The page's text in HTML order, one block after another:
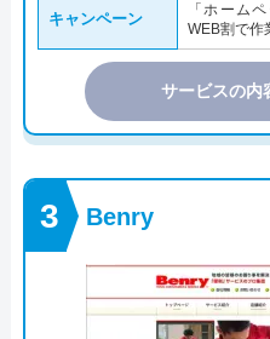
キャンペーン
「ホーム
WEB割で作
サービスの内
Benry